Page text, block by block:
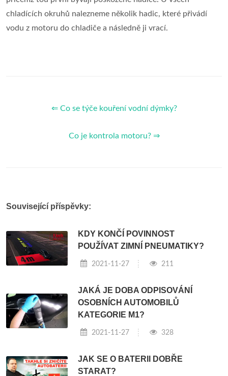
chladících okruhů nalezneme několik hadic, které přivádí
vodu z motoru do chladiče a následně ji vrací.
⇐ Co se týče kouření vodní dýmky?
Co je kontrola motoru? ⇒
Související příspěvky:
KDY KONČÍ POVINNOST
POUŽÍVAT ZIMNÍ PNEUMATIKY?
2021-11-27 211
JAKÁ JE DOBA ODPISOVÁNÍ
OSOBNÍCH AUTOMOBILŮ
KATEGORIE M1?
2021-11-27 328
JAK SE O BATERII DOBŘE
STARAT?